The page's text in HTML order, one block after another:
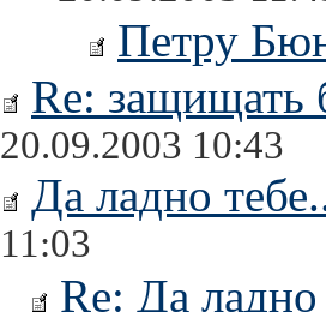
Петру
Re: защищать
20.09.2003 10:43
Да ладно
11:03
Re: Да ладно